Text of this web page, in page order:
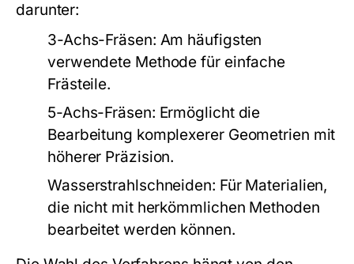
darunter:
3-Achs-Fräsen: Am häufigsten
verwendete Methode für einfache
Frästeile.
5-Achs-Fräsen: Ermöglicht die
Bearbeitung komplexerer Geometrien mit
höherer Präzision.
Wasserstrahlschneiden: Für Materialien,
die nicht mit herkömmlichen Methoden
bearbeitet werden können.